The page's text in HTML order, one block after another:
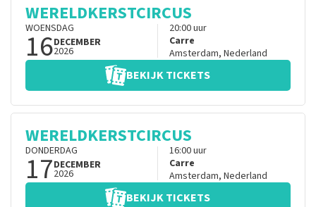
WERELDKERSTCIRCUS
WOENSDAG
16DECEMBER
2026
20:00uur
Carre
Amsterdam, Nederland
BEKIJK TICKETS
WERELDKERSTCIRCUS
DONDERDAG
17DECEMBER
2026
16:00uur
Carre
Amsterdam, Nederland
BEKIJK TICKETS